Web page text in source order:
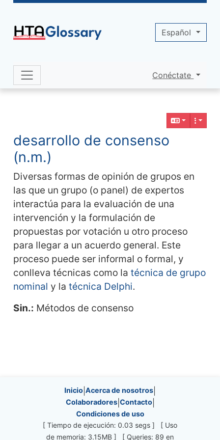
Navigation and related functionality
desarrollo de consenso
(n.m.)
Diversas formas de opinión de grupos en
las que un grupo (o panel) de expertos
interactúa para la evaluación de una
intervención y la formulación de
propuestas por votación u otro proceso
para llegar a un acuerdo general. Este
proceso puede ser informal o formal, y
conlleva técnicas como la técnica de grupo
nominal y la técnica Delphi.
Sin.: Métodos de consenso
Site information, links, etc.
Inicio Acerca de nosotros
Colaboradores| Contacto|
Condiciones de uso
[ Tiempo de ejecución: 0.03 segs ] [ Uso
de memoria: 3.15MB ] [ Queries: 89 en
Site identity, navigation, etc.
Conéctate
Español